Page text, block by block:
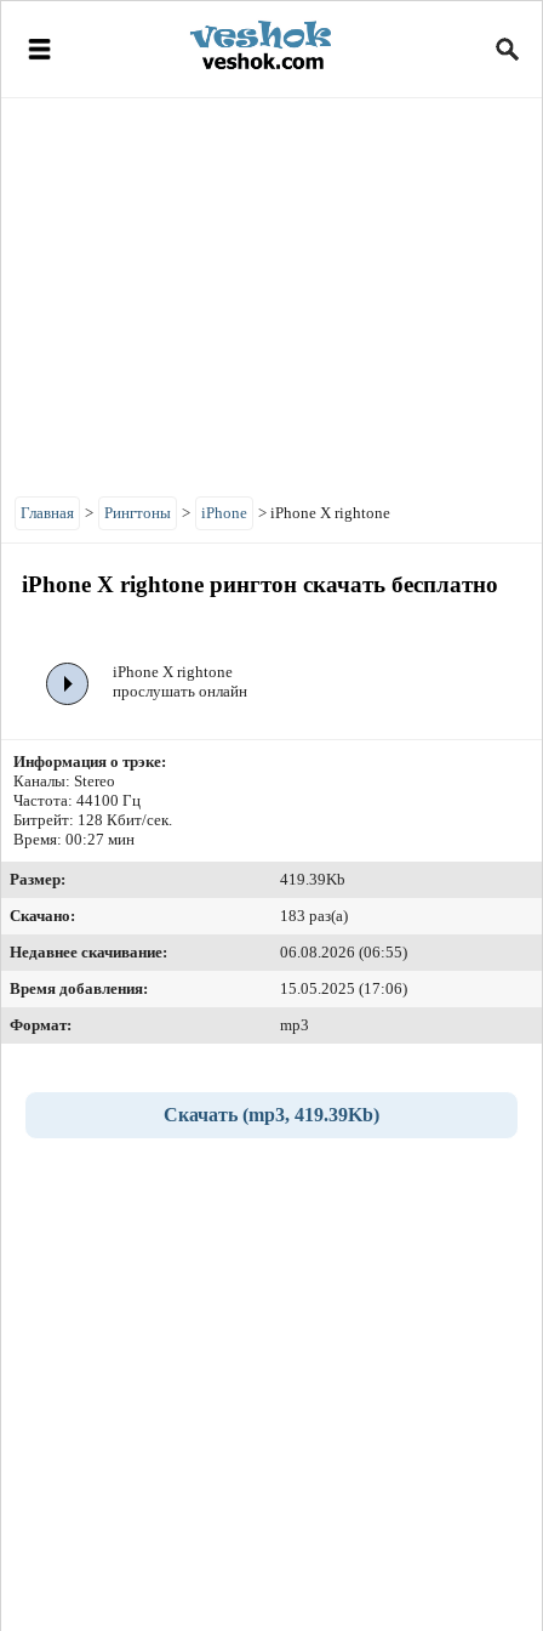
Главная > Рингтоны > iPhone > iPhone X rightone
iPhone X rightone рингтон скачать бесплатно
iPhone X rightone
прослушать онлайн
Информация о трэке:
Каналы: Stereo
Частота: 44100 Гц
Битрейт: 128 Кбит/сек.
Время: 00:27 мин
Размер:
419.39Kb
Скачано:
183 раз(а)
Недавнее скачивание:
06.08.2026 (06:55)
Время добавления:
15.05.2025 (17:06)
Формат:
mp3
Скачать (mp3, 419.39Kb)